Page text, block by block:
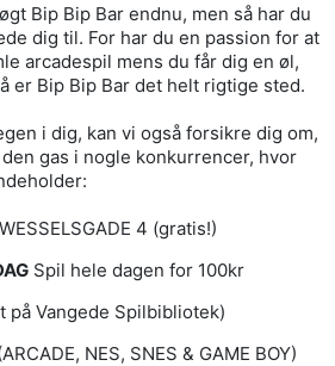
Bip Bip Bar endnu, men så har du
dig til. For har du en passion for at
arcadespil mens du får dig en øl,
er Bip Bip Bar det helt rigtige sted.
i dig, kan vi også forsikre dig om,
gas i nogle konkurrencer, hvor
4 (gratis!)
Spil hele dagen for 100kr
på Vangede Spilbibliotek)
NES, SNES & GAME BOY)